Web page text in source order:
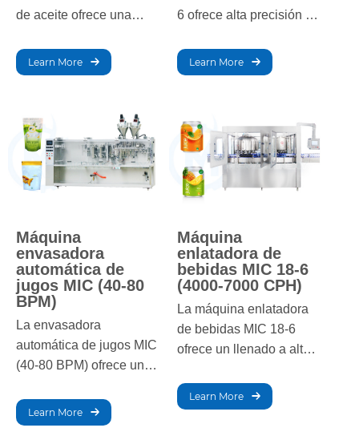
de aceite ofrece una
lo que garantiza un
llenado preciso y
tamaños de botellas.
Gracias a su
automatización
avanzada y un
rendimiento confiable,
y reduce los
desperdicios.
Learn More
6 ofrece alta precisión y
4000 a 8000 envases por
hora. Perfecta para
eficiencia y facilidad de
uso para una producción
fluida.
Learn More
Máquina
envasadora
automática de
jugos MIC (40-80
BPM)
La envasadora
automática de jugos MIC
(40-80 BPM) ofrece un
alta velocidad para
líneas de producción de
Learn More
Máquina
enlatadora de
bebidas MIC 18-6
(4000-7000 CPH)
La máquina enlatadora
de bebidas MIC 18-6
ofrece un llenado a alta
7000 latas por hora
(CPH). Diseñada para
Learn More